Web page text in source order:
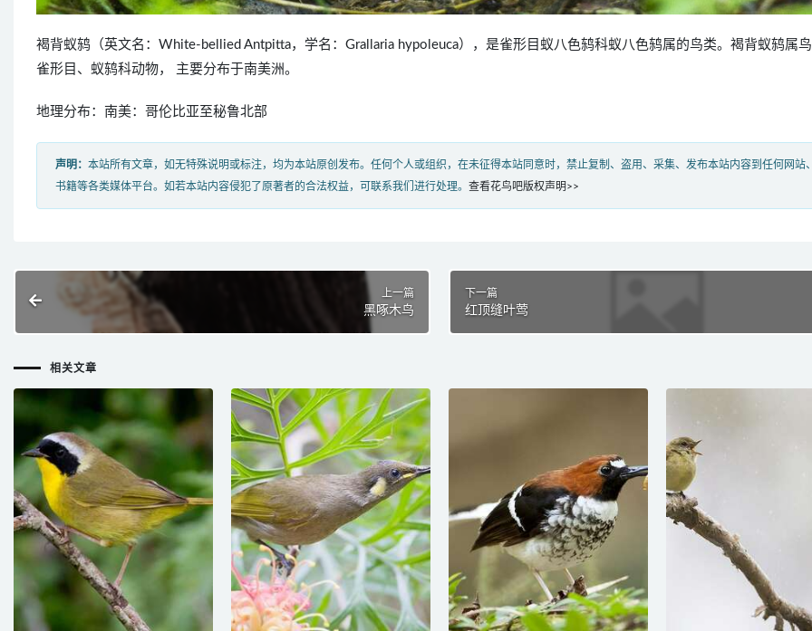
褐背蚁鸫（英文名：White-bellied Antpitta，学名：Grallaria hypoleuca），是雀形目蚁八色鸫科蚁八色鸫属的鸟类。褐背蚁鸫属
雀形目、蚁鸫科动物， 主要分布于南美洲。
地理分布：南美：哥伦比亚至秘鲁北部
声明： 本站所有文章，如无特殊说明或标注，均为本站原创发布。任何个人或组织，在未征得本站同意时，禁止复制、盗用、采集、发布本站内容到任何网站
书籍等各类媒体平台。如若本站内容侵犯了原著者的合法权益，可联系我们进行处理。 查看花鸟吧版权声明>>
上一篇
黑啄木鸟
下一篇
红顶缝叶莺
相关文章